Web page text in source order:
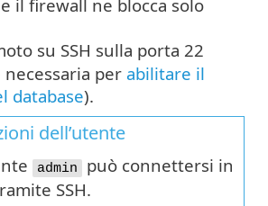
il firewall ne blocca solo
su SSH sulla porta 22
per abilitare il
database).
dell’utente
admin
può connettersi in
SSH.